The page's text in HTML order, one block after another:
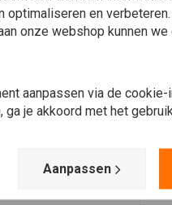
optimaliseren en verbeteren.
onze webshop kunnen
aanpassen via de
je akkoord met het
Aanpassen